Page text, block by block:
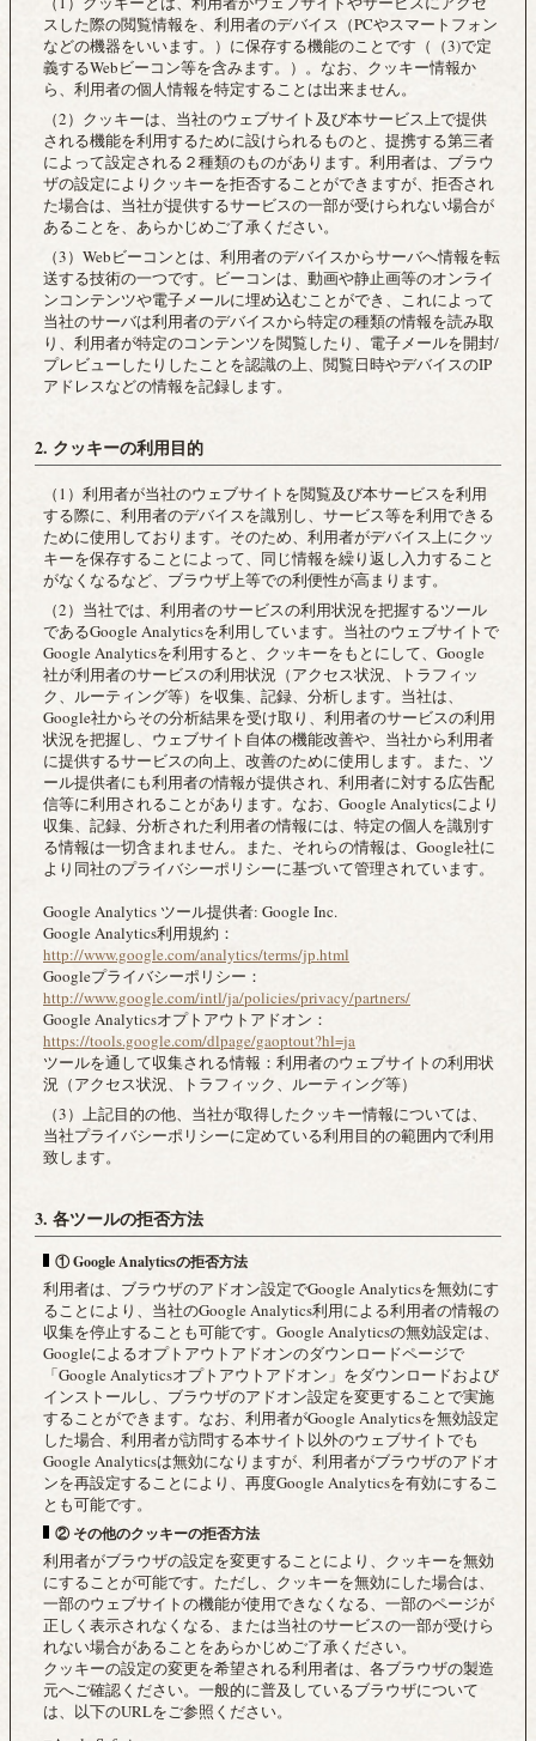
スした際の閲覧情報を、利用者のデバイス（PCやスマートフォン
などの機器をいいます。）に保存する機能のことです（（3)で定
義するWebビーコン等を含みます。）。なお、クッキー情報か
ら、利用者の個人情報を特定することは出来ません。
（2）クッキーは、当社のウェブサイト及び本サービス上で提供
される機能を利用するために設けられるものと、提携する第三者
によって設定される２種類のものがあります。利用者は、ブラウ
ザの設定によりクッキーを拒否することができますが、拒否され
た場合は、当社が提供するサービスの一部が受けられない場合が
あることを、あらかじめご了承ください。
（3）Webビーコンとは、利用者のデバイスからサーバへ情報を転
送する技術の一つです。ビーコンは、動画や静止画等のオンライ
ンコンテンツや電子メールに埋め込むことができ、これによって
当社のサーバは利用者のデバイスから特定の種類の情報を読み取
り、利用者が特定のコンテンツを閲覧したり、電子メールを開封/
プレビューしたりしたことを認識の上、閲覧日時やデバイスのIP
アドレスなどの情報を記録します。
2. クッキーの利用目的
（1）利用者が当社のウェブサイトを閲覧及び本サービスを利用
する際に、利用者のデバイスを識別し、サービス等を利用できる
ために使用しております。そのため、利用者がデバイス上にクッ
キーを保存することによって、同じ情報を繰り返し入力すること
がなくなるなど、ブラウザ上等での利便性が高まります。
（2）当社では、利用者のサービスの利用状況を把握するツール
であるGoogle Analyticsを利用しています。当社のウェブサイトで
Google Analyticsを利用すると、クッキーをもとにして、Google
社が利用者のサービスの利用状況（アクセス状況、トラフィッ
ク、ルーティング等）を収集、記録、分析します。当社は、
Google社からその分析結果を受け取り、利用者のサービスの利用
状況を把握し、ウェブサイト自体の機能改善や、当社から利用者
に提供するサービスの向上、改善のために使用します。また、ツ
ール提供者にも利用者の情報が提供され、利用者に対する広告配
信等に利用されることがあります。なお、Google Analyticsにより
収集、記録、分析された利用者の情報には、特定の個人を識別す
る情報は一切含まれません。また、それらの情報は、Google社に
より同社のプライバシーポリシーに基づいて管理されています。
Google Analytics ツール提供者: Google Inc.
Google Analytics利用規約：
http://www.google.com/analytics/terms/jp.html
Googleプライバシーポリシー：
http://www.google.com/intl/ja/policies/privacy/partners/
Google Analyticsオプトアウトアドオン：
https://tools.google.com/dlpage/gaoptout?hl=ja
ツールを通して収集される情報：利用者のウェブサイトの利用状
況（アクセス状況、トラフィック、ルーティング等）
（3）上記目的の他、当社が取得したクッキー情報については、
当社プライバシーポリシーに定めている利用目的の範囲内で利用
致します。
3. 各ツールの拒否方法
① Google Analyticsの拒否方法
利用者は、ブラウザのアドオン設定でGoogle Analyticsを無効にす
ることにより、当社のGoogle Analytics利用による利用者の情報の
収集を停止することも可能です。Google Analyticsの無効設定は、
Googleによるオプトアウトアドオンのダウンロードページで
「Google Analyticsオプトアウトアドオン」をダウンロードおよび
インストールし、ブラウザのアドオン設定を変更することで実施
することができます。なお、利用者がGoogle Analyticsを無効設定
した場合、利用者が訪問する本サイト以外のウェブサイトでも
Google Analyticsは無効になりますが、利用者がブラウザのアドオ
ンを再設定することにより、再度Google Analyticsを有効にするこ
とも可能です。
② その他のクッキーの拒否方法
利用者がブラウザの設定を変更することにより、クッキーを無効
にすることが可能です。ただし、クッキーを無効にした場合は、
一部のウェブサイトの機能が使用できなくなる、一部のページが
正しく表示されなくなる、または当社のサービスの一部が受けら
れない場合があることをあらかじめご了承ください。
クッキーの設定の変更を希望される利用者は、各ブラウザの製造
元へご確認ください。一般的に普及しているブラウザについて
は、以下のURLをご参照ください。